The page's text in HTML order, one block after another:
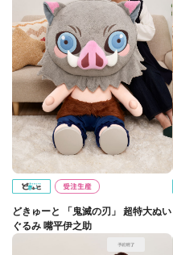
どきゅーと 「鬼滅の刃」 超特大ぬい
ぐるみ 嘴平伊之助